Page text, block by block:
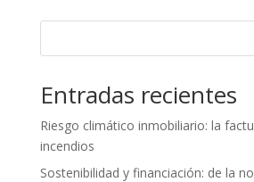
Entradas recientes
Riesgo climático inmobiliario: la
incendios
Sostenibilidad y financiación: de la